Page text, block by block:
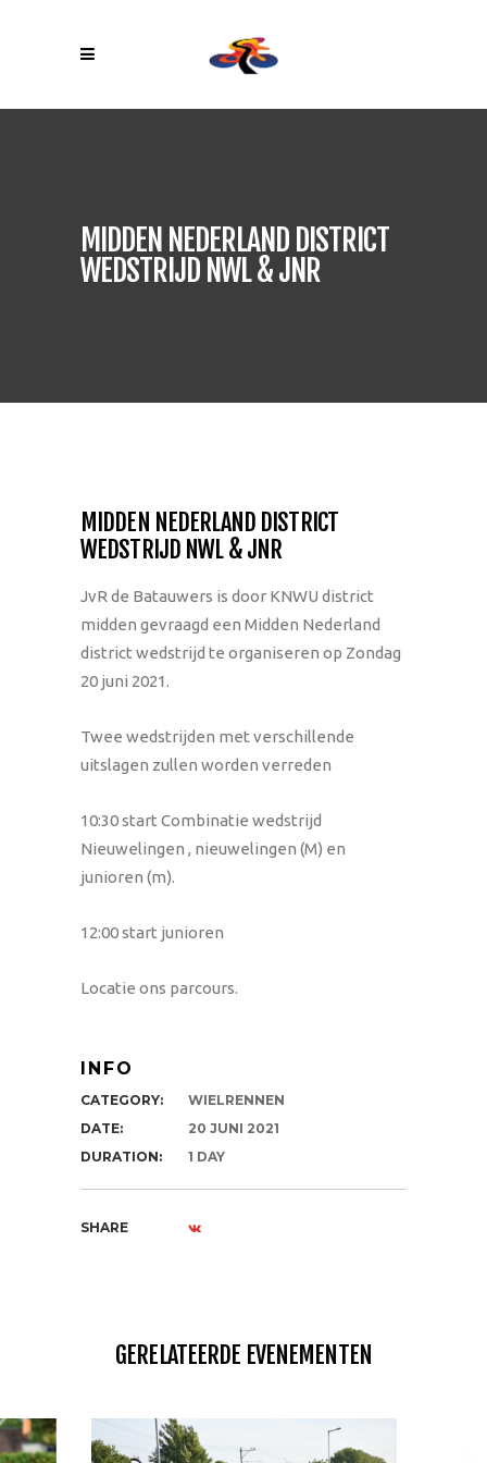
MIDDEN NEDERLAND DISTRICT
WEDSTRIJD NWL & JNR
MIDDEN NEDERLAND DISTRICT
WEDSTRIJD NWL & JNR
JvR de Batauwers is door KNWU district
midden gevraagd een Midden Nederland
district wedstrijd te organiseren op Zondag
20 juni 2021.
Twee wedstrijden met verschillende
uitslagen zullen worden verreden
10:30 start Combinatie wedstrijd
Nieuwelingen , nieuwelingen (M) en
junioren (m).
12:00 start junioren
Locatie ons parcours.
INFO
CATEGORY:
WIELRENNEN
DATE:
20 JUNI 2021
DURATION:
1 DAY
SHARE
GERELATEERDE EVENEMENTEN